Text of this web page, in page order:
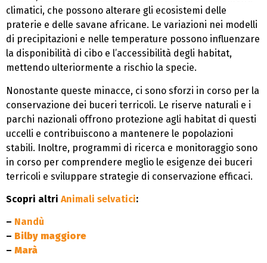
climatici, che possono alterare gli ecosistemi delle
praterie e delle savane africane. Le variazioni nei modelli
di precipitazioni e nelle temperature possono influenzare
la disponibilità di cibo e l’accessibilità degli habitat,
mettendo ulteriormente a rischio la specie.
Nonostante queste minacce, ci sono sforzi in corso per la
conservazione dei buceri terricoli. Le riserve naturali e i
parchi nazionali offrono protezione agli habitat di questi
uccelli e contribuiscono a mantenere le popolazioni
stabili. Inoltre, programmi di ricerca e monitoraggio sono
in corso per comprendere meglio le esigenze dei buceri
terricoli e sviluppare strategie di conservazione efficaci.
Scopri altri Animali selvatici:
– Nandù
– Bilby maggiore
– Marà